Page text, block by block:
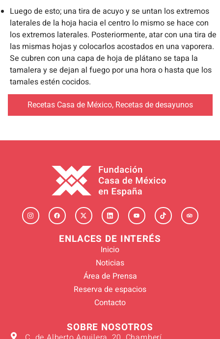
Luego de esto; una tira de acuyo y se untan los extremos
laterales de la hoja hacia el centro lo mismo se hace con
los extremos laterales. Posteriormente, atar con una tira de
las mismas hojas y colocarlos acostados en una vaporera.
Se cubren con una capa de hoja de plátano se tapa la
tamalera y se dejan al fuego por una hora o hasta que los
tamales estén cocidos.
Recetas Casa de México, Recetas de desayunos
ENLACES DE INTERÉS
Inicio
Noticias
Área de Prensa
Reserva de espacios
Contacto
SOBRE NOSOTROS